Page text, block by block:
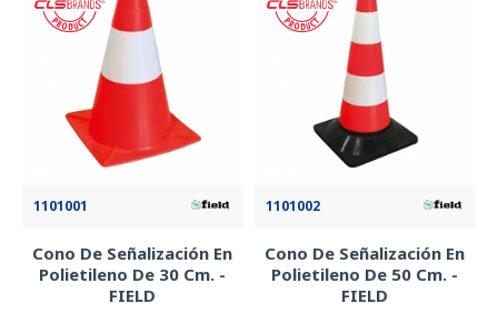
1101001
Cono De Señalización En
Polietileno De 30 Cm. -
FIELD
1101002
Cono De Señalización En
Polietileno De 50 Cm. -
FIELD